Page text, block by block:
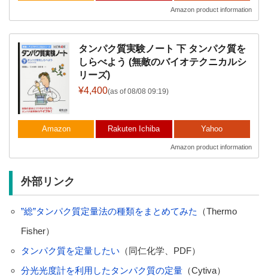
Amazon product information
タンパク質実験ノート 下 タンパク質を
しらべよう (無敵のバイオテクニカルシ
リーズ)
¥4,400(as of 08/08 09:19)
Amazon Rakuten Ichiba Yahoo
Amazon product information
外部リンク
”総”タンパク質定量法の種類をまとめてみた （Thermo
Fisher）
タンパク質を定量したい （同仁化学、PDF）
分光光度計を利用したタンパク質の定量（Cytiva）